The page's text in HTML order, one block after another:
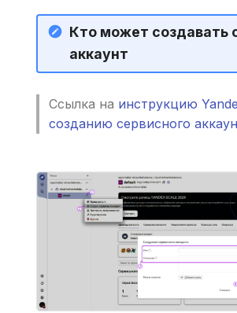
Кто может создавать
аккаунт
Ссылка на инструкцию
созданию сервисного